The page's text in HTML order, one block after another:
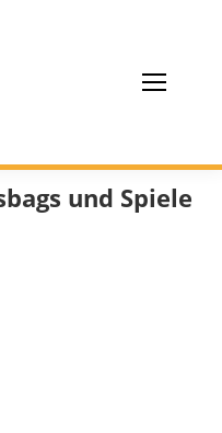
und Spiele